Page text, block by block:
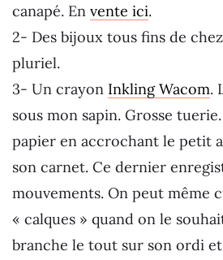
canapé. En vente ici.
2- Des bijoux tous fins de chez
pluriel.
3- Un crayon Inkling Wacom.
sous mon sapin. Grosse
papier en accrochant le petit
son carnet. Ce dernier
mouvements. On peut même
« calques » quand on le
branche le tout sur son ordi